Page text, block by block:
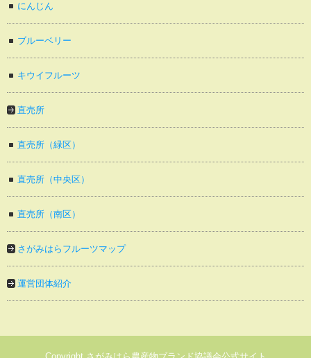
にんじん
ブルーベリー
キウイフルーツ
直売所
直売所（緑区）
直売所（中央区）
直売所（南区）
さがみはらフルーツマップ
運営団体紹介